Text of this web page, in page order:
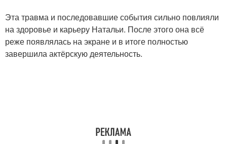
Эта травма и последовавшие события сильно повлияли
на здоровье и карьеру Натальи. После этого она всё
реже появлялась на экране и в итоге полностью
завершила актёрскую деятельность.